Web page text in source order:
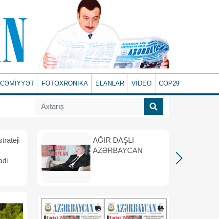
CƏMİYYƏT FOTOXRONIKA ELANLAR VİDEO COP29
AĞIR DAŞLI
AZƏRBAYCAN